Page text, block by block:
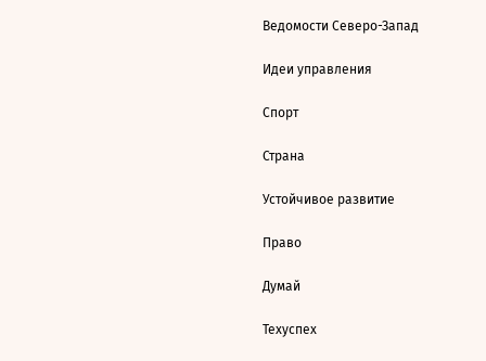
Ведомости Северо-Запад
Идеи управления
Спорт
Страна
Устойчивое развитие
Право
Думай
Техуспех